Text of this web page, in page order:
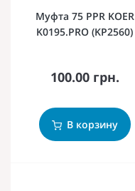
Муфта 75 PPR KOER
K0195.PRO (KP2560)
100.00 грн.
В корзину